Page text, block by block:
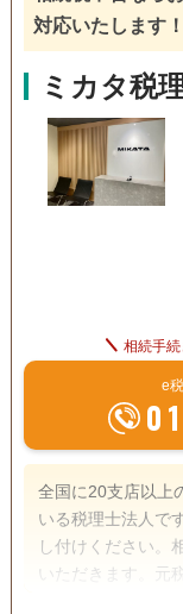
対応いたします！
ミカタ税
相続手
e
全国に20支店以上
いる税理士法人で
し付けください。
いただきます。元